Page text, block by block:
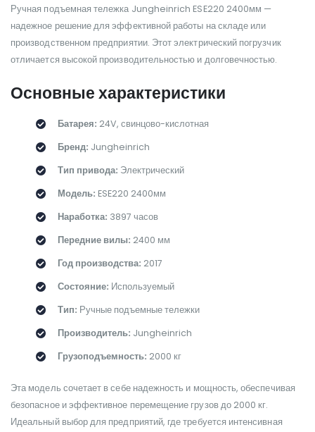
Ручная подъемная тележка Jungheinrich ESE220 2400мм —
надежное решение для эффективной работы на складе или
производственном предприятии. Этот электрический погрузчик
отличается высокой производительностью и долговечностью.
Основные характеристики
Батарея: 24V, свинцово-кислотная
Бренд: Jungheinrich
Тип привода: Электрический
Модель: ESE220 2400мм
Наработка: 3897 часов
Передние вилы: 2400 мм
Год производства: 2017
Состояние: Используемый
Тип: Ручные подъемные тележки
Производитель: Jungheinrich
Грузоподъемность: 2000 кг
Эта модель сочетает в себе надежность и мощность, обеспечивая
безопасное и эффективное перемещение грузов до 2000 кг.
Идеальный выбор для предприятий, где требуется интенсивная